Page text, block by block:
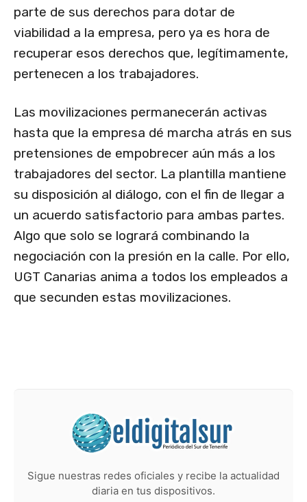
parte de sus derechos para dotar de
viabilidad a la empresa, pero ya es hora de
recuperar esos derechos que, legítimamente,
pertenecen a los trabajadores.
Las movilizaciones permanecerán activas
hasta que la empresa dé marcha atrás en sus
pretensiones de empobrecer aún más a los
trabajadores del sector. La plantilla mantiene
su disposición al diálogo, con el fin de llegar a
un acuerdo satisfactorio para ambas partes.
Algo que solo se logrará combinando la
negociación con la presión en la calle. Por ello,
UGT Canarias anima a todos los empleados a
que secunden estas movilizaciones.
Sigue nuestras redes oficiales y recibe la actualidad
diaria en tus dispositivos.